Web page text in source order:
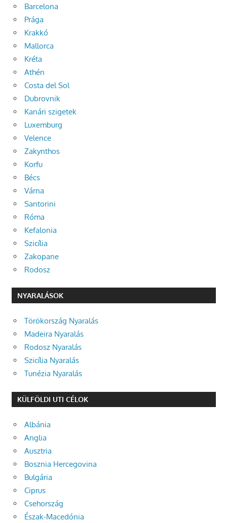
Barcelona
Prága
Krakkó
Mallorca
Kréta
Athén
Costa del Sol
Dubrovnik
Kanári szigetek
Luxemburg
Velence
Zakynthos
Korfu
Bécs
Várna
Santorini
Róma
Kefalonia
Szicília
Zakopane
Rodosz
NYARALÁSOK
Törökország Nyaralás
Madeira Nyaralás
Rodosz Nyaralás
Szicília Nyaralás
Tunézia Nyaralás
KÜLFÖLDI UTI CÉLOK
Albánia
Anglia
Ausztria
Bosznia Hercegovina
Bulgária
Ciprus
Csehország
Észak-Macedónia